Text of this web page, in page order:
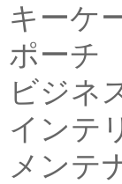
キーケ
ポーチ
ビジネ
インテ
メンテ